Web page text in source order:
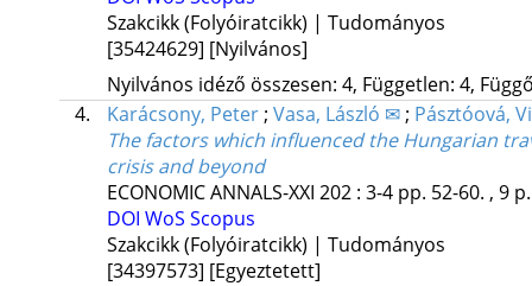
Szakcikk (Folyóiratcikk) | Tudományos
[35424629] [Nyilvános]
Nyilvános idéző összesen: 4, Független: 4,
4.
Karácsony, Peter; Vasa, László ✉; Pásztóová,
The factors which influenced the Hungarian
crisis and beyond
ECONOMIC ANNALS-XXI 202: 3-4 pp. 52-60. , 9
DOI WoS Scopus
Szakcikk (Folyóiratcikk) | Tudományos
[34397573] [Egyeztetett]